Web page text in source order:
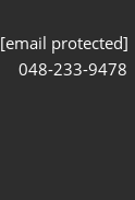
[email protected]
048-233-9478